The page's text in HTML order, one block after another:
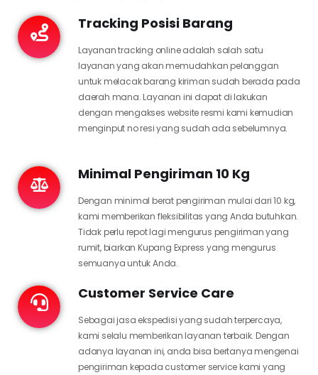
Tracking Posisi Barang
Layanan tracking online adalah salah satu
layanan yang akan memudahkan pelanggan
untuk melacak barang kiriman sudah berada pada
daerah mana. Layanan ini dapat di lakukan
dengan mengakses website resmi kami kemudian
menginput no resi yang sudah ada sebelumnya.
Minimal Pengiriman 10 Kg
Dengan minimal berat pengiriman mulai dari 10 kg,
kami memberikan fleksibilitas yang Anda butuhkan.
Tidak perlu repot lagi mengurus pengiriman yang
rumit, biarkan Kupang Express yang mengurus
semuanya untuk Anda.
Customer Service Care
Sebagai jasa ekspedisi yang sudah terpercaya,
kami selalu memberikan layanan terbaik. Dengan
adanya layanan ini, anda bisa bertanya mengenai
pengiriman kepada customer service kami yang